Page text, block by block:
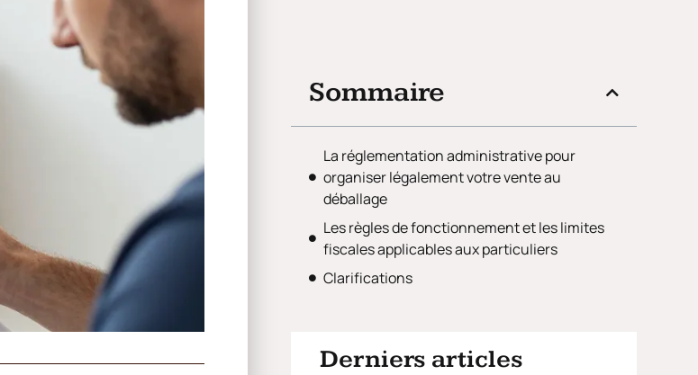
Sommaire
La réglementation administrative pour
organiser légalement votre vente au
déballage
Les règles de fonctionnement et les limites
fiscales applicables aux particuliers
Clarifications
Derniers articles